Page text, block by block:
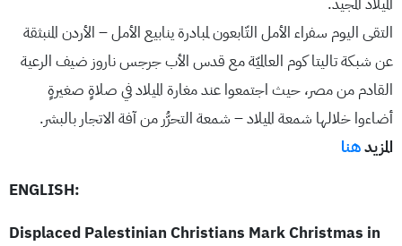
التقى اليوم سفراء الأمل التّابعون لمبادرة ينابيع الأمل – الأردن المنبثقة
عن شبكة تاليتا كوم العالميّة مع قدس الأب جرجس ناروز ضيف الرعية
القادم من مصر، حيث اجتمعوا عند مغارة الميلاد في صلاةٍ صغيرةٍ
أضاءوا خلالها شمعة الميلاد – شمعة التحرُّر من آفة الاتجار بالبشر.
المزيدهنا
ENGLISH:
Displaced Palestinian Christians Mark Christmas in